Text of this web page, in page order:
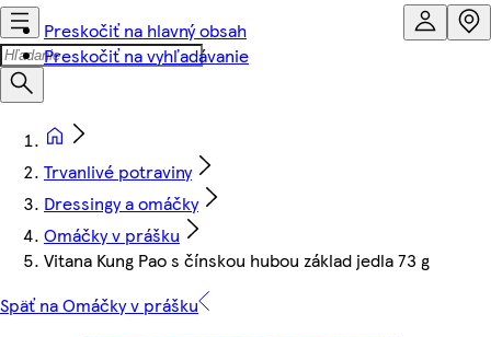
Preskočiť na hlavný obsah
Preskočiť na vyhľadávanie
Trvanlivé potraviny
Dressingy a omáčky
Omáčky v prášku
Vitana Kung Pao s čínskou hubou základ jedla 73 g
Späť na Omáčky v prášku